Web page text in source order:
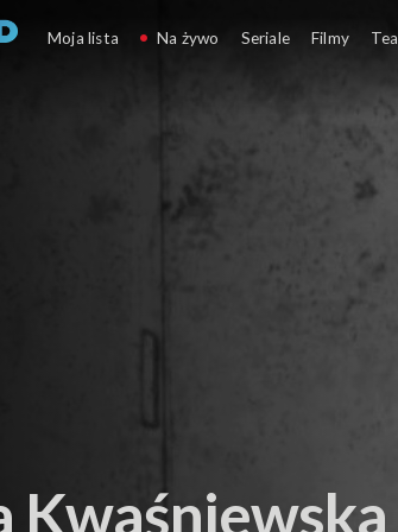
Kwaśniewska
Moja lista Na żywo Seriale Filmy